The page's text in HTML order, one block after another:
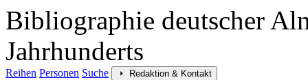
Bibliographie deutscher
Jahrhunderts
Reihen Personen Suche Redaktion & Kontakt